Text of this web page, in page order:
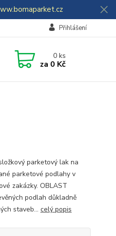
Přihlášení
0ks
za 0 Kč
parketový lak na
parketové podlahy v
zakázky. OBLAST
podlah důkladně
staveb... celý popis